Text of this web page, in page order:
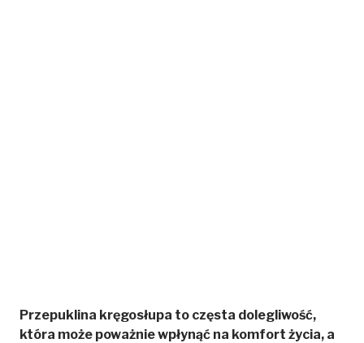
Przepuklina kręgosłupa to częsta dolegliwość,
która może poważnie wpłynąć na komfort życia, a